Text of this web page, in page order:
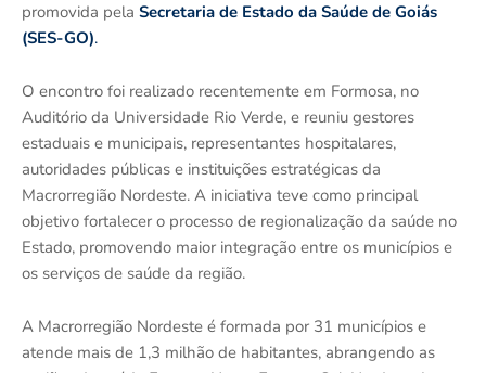
promovida pela Secretaria de Estado da Saúde de Goiás
(SES-GO).
O encontro foi realizado recentemente em Formosa, no
Auditório da Universidade Rio Verde, e reuniu gestores
estaduais e municipais, representantes hospitalares,
autoridades públicas e instituições estratégicas da
Macrorregião Nordeste. A iniciativa teve como principal
objetivo fortalecer o processo de regionalização da saúde no
Estado, promovendo maior integração entre os municípios e
os serviços de saúde da região.
A Macrorregião Nordeste é formada por 31 municípios e
atende mais de 1,3 milhão de habitantes, abrangendo as